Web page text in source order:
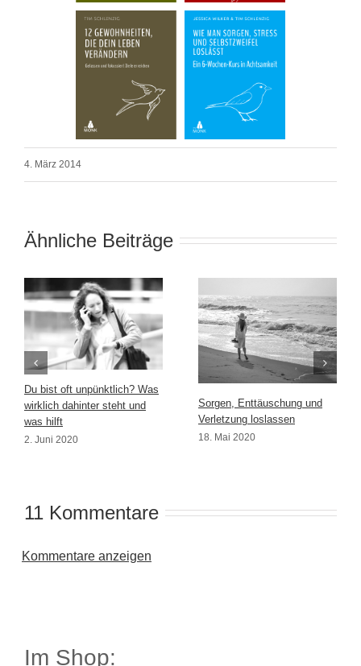
4. März 2014
Ähnliche Beiträge
Du bist oft unpünktlich? Was
wirklich dahinter steht und
was hilft
2. Juni 2020
Sorgen, Enttäuschung und
Verletzung loslassen
18. Mai 2020
11 Kommentare
Kommentare anzeigen
Im Shop: